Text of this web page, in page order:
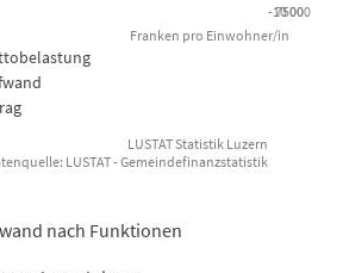
Franken pro Einwohner/in
-10 000
7500
LUSTAT Statistik Luzern
LUSTAT - Gemeindefinanzstatistik
nach Funktionen